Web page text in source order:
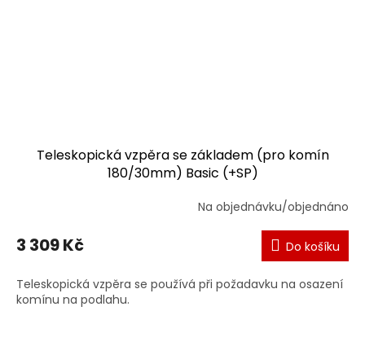
Teleskopická vzpěra se základem (pro komín
180/30mm) Basic (+SP)
Na objednávku/objednáno
3 309 Kč Do košíku
Teleskopická vzpěra se používá při požadavku na osazení
komínu na podlahu.